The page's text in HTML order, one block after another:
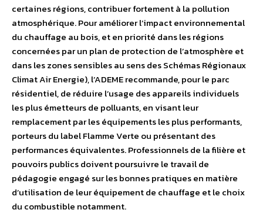
certaines régions, contribuer fortement à la pollution
atmosphérique. Pour améliorer l’impact environnemental
du chauffage au bois, et en priorité dans les régions
concernées par un plan de protection de l’atmosphère et
dans les zones sensibles au sens des Schémas Régionaux
Climat Air Energie), l’ADEME recommande, pour le parc
résidentiel, de réduire l’usage des appareils individuels
les plus émetteurs de polluants, en visant leur
remplacement par les équipements les plus performants,
porteurs du label Flamme Verte ou présentant des
performances équivalentes. Professionnels de la filière et
pouvoirs publics doivent poursuivre le travail de
pédagogie engagé sur les bonnes pratiques en matière
d’utilisation de leur équipement de chauffage et le choix
du combustible notamment.